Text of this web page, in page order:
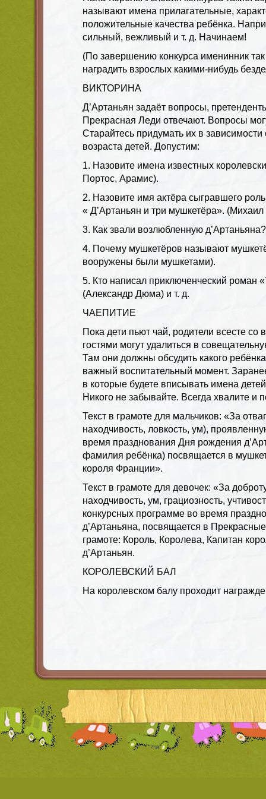
называют имена прилагательные,
положительные качества ребёнка.
сильный, вежливый и т. д. Начинаем!
(По завершению конкурса именинник
наградить взрослых какими-нибудь
ВИКТОРИНА
Д’Артаньян задаёт вопросы,
Прекрасная Леди отвечают. Вопросы
Старайтесь придумать их в зависимости
возраста детей. Допустим:
1. Назовите имена известных
Портос, Арамис).
2. Назовите имя актёра сыгравшего
« Д’Артаньян и три мушкетёра».
3. Как звали возлюбленную
4. Почему мушкетёров называют
вооружены были мушкетами).
5. Кто написал приключенческий роман
(Александр Дюма) и т. д.
ЧАЕПИТИЕ
Пока дети пьют чай, родители всесте со
гостями могут удалиться в
Там они должны обсудить какого
важный воспитательный момент.
в которые будете вписывать имена
Никого не забывайте. Всегда хвалите и
Текст в грамоте для мальчиков: «За
находчивость, ловкость, ум),
время празднования Дня рождения
фамилия ребёнка) посвящается в
короля Франции».
Текст в грамоте для девочек: «За
находчивость, ум, грациозность,
конкурсных программе во время
д’Артаньяна, посвящается в
грамоте: Король, Королева, Капитан
д’Артаньян.
КОРОЛЕВСКИЙ БАЛ
На королевском балу проходит